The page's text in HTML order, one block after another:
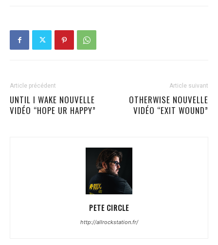
Article précédent
UNTIL I WAKE NOUVELLE
VIDÉO “HOPE UR HAPPY”
Article suivant
OTHERWISE NOUVELLE
VIDÉO “EXIT WOUND”
PETE CIRCLE
http://allrockstation.fr/